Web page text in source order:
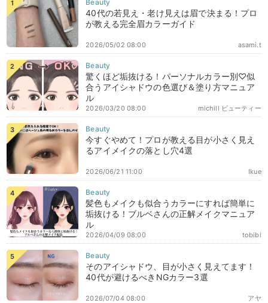
40代の若見え・老け見えは眉で決まる！プロ
が教える完全眉カラーガイド
asami.t
2026/05/02 08:00
驚くほど垢抜ける！パーソナルカラー別♡似
合うアイシャドウの色選び＆塗り方マニュア
ル
michill ビューティー
2026/03/20 08:00
今すぐやめて！プロが教える目が小さく見え
るアイメイクの落とし穴4選
Ikue
2026/06/21 11:00
髪色もメイクも似合うカラーにすれば簡単に
垢抜ける！ブルベさんの正解メイクマニュア
ル
tobibi
2026/04/09 08:00
そのアイシャドウ、目が小さく見えてます！
40代が避けるべきNGカラー3選
アヤ
2026/07/04 08:00